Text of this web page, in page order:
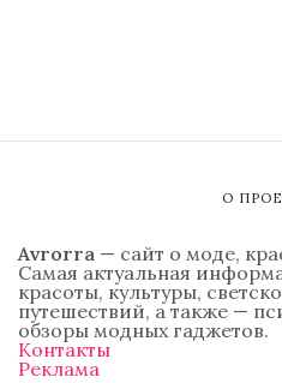
О
Avrorra — сайт о моде,
Самая актуальная
красоты, культуры,
путешествий, а также —
обзоры модных гаджетов.
Контакты
Реклама